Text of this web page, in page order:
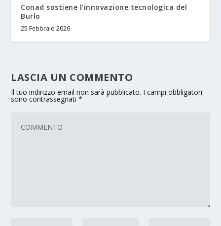
Conad sostiene l’innovazione tecnologica del
Burlo
25 Febbraio 2026
LASCIA UN COMMENTO
Il tuo indirizzo email non sarà pubblicato. I campi obbligatori
sono contrassegnati*